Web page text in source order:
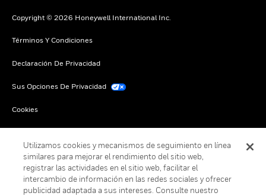
Copyright © 2026 Honeywell International Inc.
Términos Y Condiciones
Declaración De Privacidad
Sus Opciones De Privacidad
Cookies
Utilizamos cookies y mecanismos de seguimiento en línea
similares para mejorar el rendimiento del sitio web,
registrar las actividades en el sitio web, facilitar el
intercambio de información en las redes sociales y ofrecer
publicidad adaptada a sus intereses. Consulte nuestro